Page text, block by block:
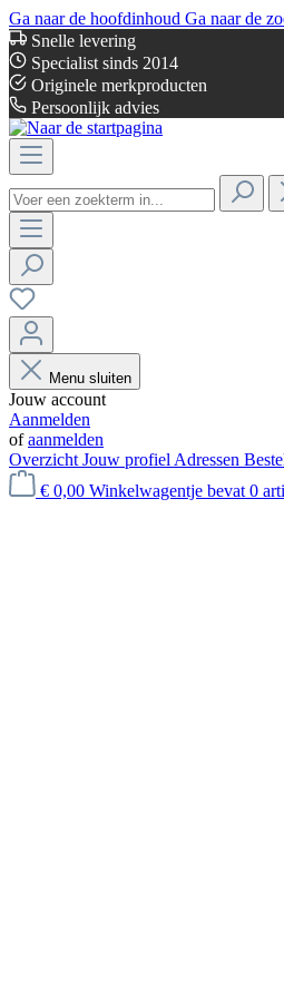
Ga naar de hoofdinhoud Ga naar de
Snelle levering
Specialist sinds 2014
Originele merkproducten
Persoonlijk advies
Menu sluiten
Jouw account
Aanmelden
ofaanmelden
Overzicht Jouw profiel Adressen
€ 0,00 Winkelwagentje bevat 0